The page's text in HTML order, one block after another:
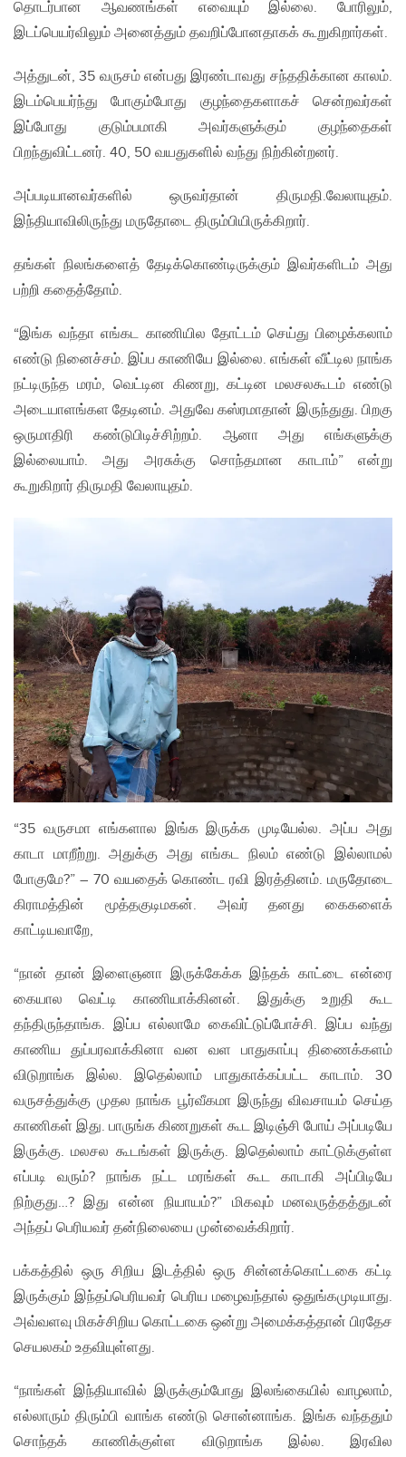
தொடர்பான ஆவணங்கள் எவையும் இல்லை. போரிலும்,
இடப்பெயர்விலும் அனைத்தும் தவறிப்போனதாகக் கூறுகிறார்கள்.
அத்துடன், 35 வருசம் என்பது இரண்டாவது சந்ததிக்கான காலம்.
இடம்பெயர்ந்து போகும்போது குழந்தைகளாகச் சென்றவர்கள்
இப்போது குடும்பமாகி அவர்களுக்கும் குழந்தைகள்
பிறந்துவிட்டனர். 40, 50 வயதுகளில் வந்து நிற்கின்றனர்.
அப்படியானவர்களில் ஒருவர்தான் திருமதி.வேலாயுதம்.
இந்தியாவிலிருந்து மருதோடை திரும்பியிருக்கிறார்.
தங்கள் நிலங்களைத் தேடிக்கொண்டிருக்கும் இவர்களிடம் அது
பற்றி கதைத்தோம்.
“இங்க வந்தா எங்கட காணியில தோட்டம் செய்து பிழைக்கலாம்
எண்டு நினைச்சம். இப்ப காணியே இல்லை. எங்கள் வீட்டில நாங்க
நட்டிருந்த மரம், வெட்டின கிணறு, கட்டின மலசலகூடம் எண்டு
அடையாளங்கள தேடினம். அதுவே கஸ்ரமாதான் இருந்துது. பிறகு
ஒருமாதிரி கண்டுபிடிச்சிற்றம். ஆனா அது எங்களுக்கு
இல்லையாம். அது அரசுக்கு சொந்தமான காடாம்” என்று
கூறுகிறார் திருமதி வேலாயுதம்.
“35 வருசமா எங்களால இங்க இருக்க முடியேல்ல. அப்ப அது
காடா மாறீற்று. அதுக்கு அது எங்கட நிலம் எண்டு இல்லாமல்
போகுமே?” – 70 வயதைக் கொண்ட ரவி இரத்தினம். மருதோடை
கிராமத்தின் மூத்தகுடிமகன். அவர் தனது கைகளைக்
காட்டியவாறே,
“நான் தான் இளைஞனா இருக்கேக்க இந்தக் காட்டை என்ரை
கையால வெட்டி காணியாக்கினன். இதுக்கு உறுதி கூட
தந்திருந்தாங்க. இப்ப எல்லாமே கைவிட்டுப்போச்சி. இப்ப வந்து
காணிய துப்பரவாக்கினா வன வள பாதுகாப்பு திணைக்களம்
விடுறாங்க இல்ல. இதெல்லாம் பாதுகாக்கப்பட்ட காடாம். 30
வருசத்துக்கு முதல நாங்க பூர்வீகமா இருந்து விவசாயம் செய்த
காணிகள் இது. பாருங்க கிணறுகள் கூட இடிஞ்சி போய் அப்படியே
இருக்கு. மலசல கூடங்கள் இருக்கு. இதெல்லாம் காட்டுக்குள்ள
எப்படி வரும்? நாங்க நட்ட மரங்கள் கூட காடாகி அப்பிடியே
நிற்குது…? இது என்ன நியாயம்?” மிகவும் மனவருத்தத்துடன்
அந்தப் பெரியவர் தன்நிலையை முன்வைக்கிறார்.
பக்கத்தில் ஒரு சிறிய இடத்தில் ஒரு சின்னக்கொட்டகை கட்டி
இருக்கும் இந்தப்பெரியவர் பெரிய மழைவந்தால் ஒதுங்கமுடியாது.
அவ்வளவு மிகச்சிறிய கொட்டகை ஒன்று அமைக்கத்தான் பிரதேச
செயலகம் உதவியுள்ளது.
“நாங்கள் இந்தியாவில் இருக்கும்போது இலங்கையில் வாழலாம்,
எல்லாரும் திரும்பி வாங்க எண்டு சொன்னாங்க. இங்க வந்ததும்
சொந்தக் காணிக்குள்ள விடுறாங்க இல்ல. இரவில